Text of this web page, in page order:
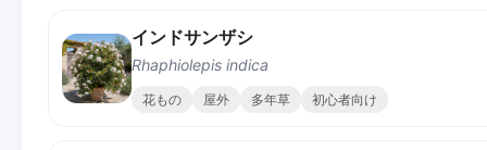
インドサンザシ
Rhaphiolepis indica
花もの 屋外 多年草 初心者向け